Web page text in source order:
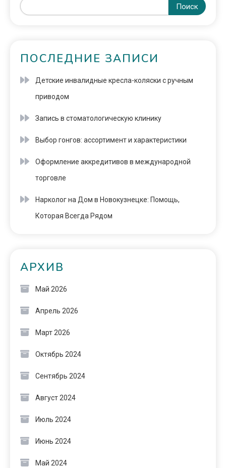
Поиск
ПОСЛЕДНИЕ ЗАПИСИ
Детские инвалидные кресла-коляски с ручным
приводом
Запись в стоматологическую клинику
Выбор гонгов: ассортимент и характеристики
Оформление аккредитивов в международной
торговле
Нарколог на Дом в Новокузнецке: Помощь,
Которая Всегда Рядом
АРХИВ
Май 2026
Апрель 2026
Март 2026
Октябрь 2024
Сентябрь 2024
Август 2024
Июль 2024
Июнь 2024
Май 2024